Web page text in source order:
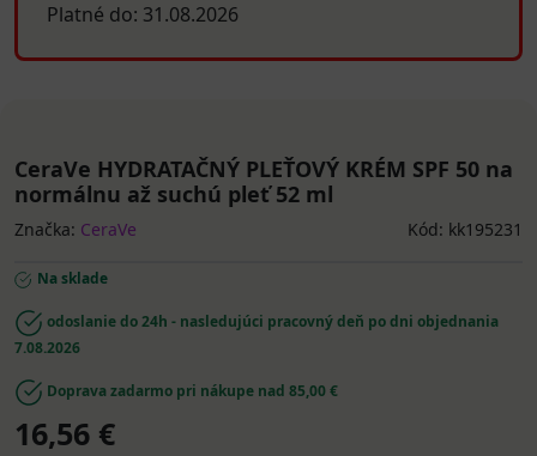
Platné do: 31.08.2026
CeraVe HYDRATAČNÝ PLEŤOVÝ KRÉM SPF 50 na
normálnu až suchú pleť 52 ml
Značka: CeraVe Kód: kk195231
Na sklade
odoslanie do 24h - nasledujúci pracovný deň po dni objednania
7.08.2026
Doprava zadarmo pri nákupe nad 85,00 €
16,56 €